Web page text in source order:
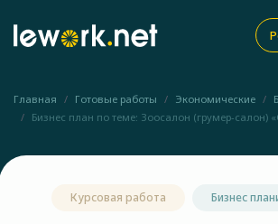
Главная Готовые работы Экономические
Бизнес план по теме: Зоосалон (грумер-салон)
Курсовая работа Бизнес